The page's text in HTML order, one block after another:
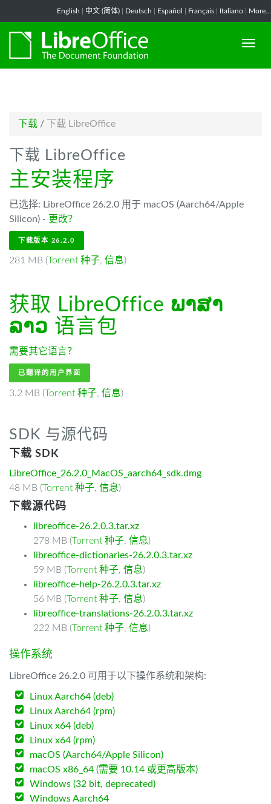
English 中文 (简体) Deutsch Español Français Italiano More...
下载 / 下载 LibreOffice
下载 LibreOffice
主安装程序
已选择: LibreOffice 26.2.0 用于 macOS (Aarch64/Apple
Silicon) - 更改？
下载版本 26.2.0
281 MB (Torrent 种子, 信息)
获取 LibreOffice ພາສາ
ລາວ 语言包
需要其它语言？
已翻译的用户界面
3.2 MB (Torrent 种子, 信息)
SDK 与源代码
下载 SDK
LibreOffice_26.2.0_MacOS_aarch64_sdk.dmg
48 MB (Torrent 种子, 信息)
下载源代码
libreoffice-26.2.0.3.tar.xz
278 MB (Torrent 种子, 信息)
libreoffice-dictionaries-26.2.0.3.tar.xz
59 MB (Torrent 种子, 信息)
libreoffice-help-26.2.0.3.tar.xz
56 MB (Torrent 种子, 信息)
libreoffice-translations-26.2.0.3.tar.xz
222 MB (Torrent 种子, 信息)
操作系统
LibreOffice 26.2.0 可用于以下操作系统和架构:
Linux Aarch64 (deb)
Linux Aarch64 (rpm)
Linux x64 (deb)
Linux x64 (rpm)
macOS (Aarch64/Apple Silicon)
macOS x86_64 (需要 10.14 或更高版本)
Windows (32 bit, deprecated)
Windows Aarch64